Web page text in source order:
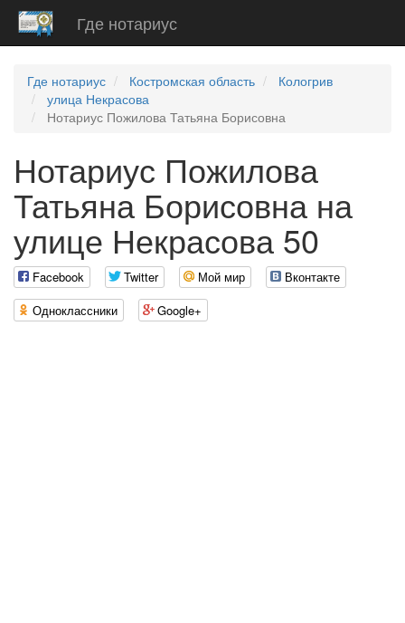
Где нотариус
Где нотариус Костромская область
Кологрив
улица Некрасова
Нотариус Пожилова Татьяна Борисовна
Нотариус Пожилова
Татьяна Борисовна на
улице Некрасова 50
Facebook Twitter Мой мир
Вконтакте
Одноклассники
Google+